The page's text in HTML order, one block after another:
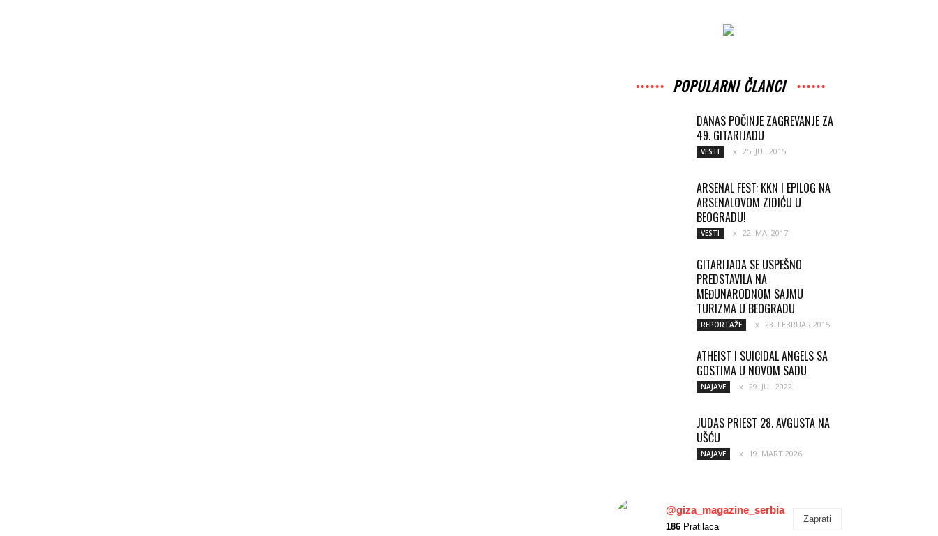
POPULARNI ČLANCI
DANAS POČINJE ZAGREVANJE ZA
49. GITARIJADU
VESTI 25. JUL 2015.
ARSENAL FEST: KKN I EPILOG NA
ARSENALOVOM ZIDIĆU U
BEOGRADU!
VESTI 22. MAJ 2017.
GITARIJADA SE USPEŠNO
PREDSTAVILA NA
MEĐUNARODNOM SAJMU
TURIZMA U BEOGRADU
REPORTAŽE 23. FEBRUAR 2015.
ATHEIST I SUICIDAL ANGELS SA
GOSTIMA U NOVOM SADU
NAJAVE 29. JUL 2022.
JUDAS PRIEST 28. AVGUSTA NA
UŠĆU
NAJAVE 19. MART 2026.
@giza_magazine_serbia
186 Pratilaca
Zaprati